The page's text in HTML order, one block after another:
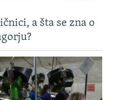
a šta se zna o